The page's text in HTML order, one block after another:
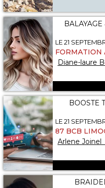
LE 21
FORMATION
Diane-laure
BOOSTE
LE 21
87 BCB
Arlene Joinel